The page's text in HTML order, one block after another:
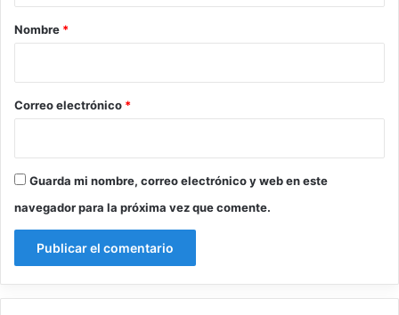
6
r
*
Nombre *
Correo electrónico *
Guarda mi nombre, correo electrónico y web en este
navegador para la próxima vez que comente.